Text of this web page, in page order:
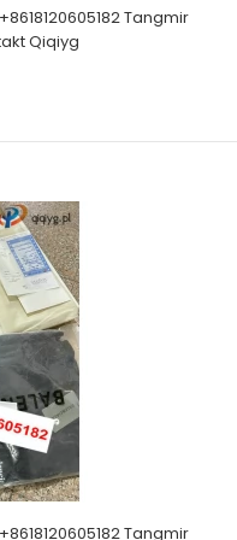
Tangmir
Qiqiyg
Tangmir